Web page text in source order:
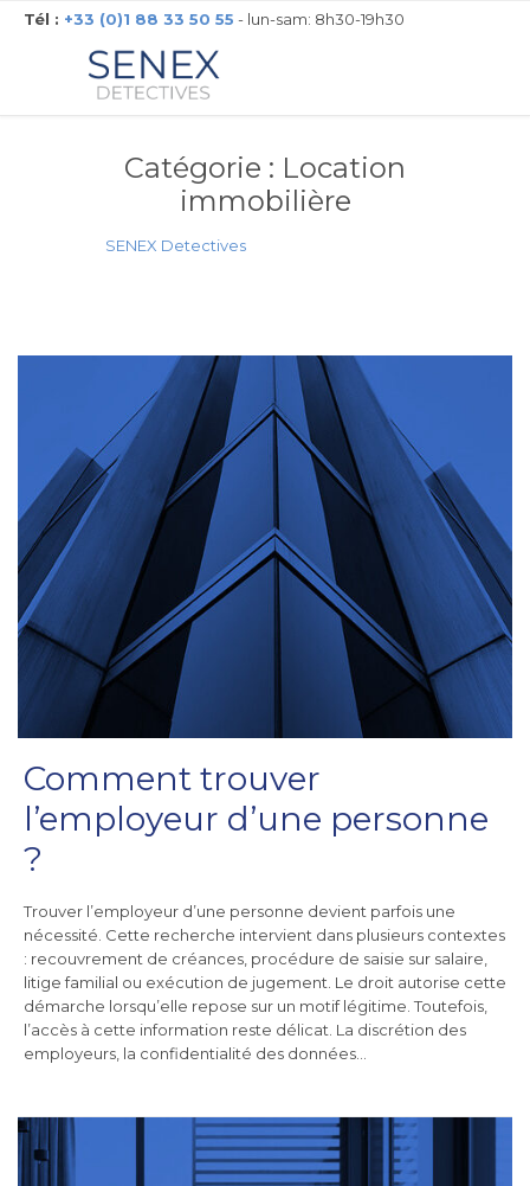
Tél : +33 (0)1 88 33 50 55 - lun-sam: 8h30-19h30
Catégorie : Location
immobilière
SENEX Detectives
Comment trouver
l’employeur d’une personne
?
Trouver l’employeur d’une personne devient parfois une
nécessité. Cette recherche intervient dans plusieurs contextes
: recouvrement de créances, procédure de saisie sur salaire,
litige familial ou exécution de jugement. Le droit autorise cette
démarche lorsqu’elle repose sur un motif légitime. Toutefois,
l’accès à cette information reste délicat. La discrétion des
employeurs, la confidentialité des données…